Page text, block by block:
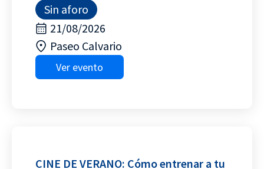
Sin aforo
21/08/2026
Paseo Calvario
Ver evento
CINE DE VERANO: Cómo entrenar a tu